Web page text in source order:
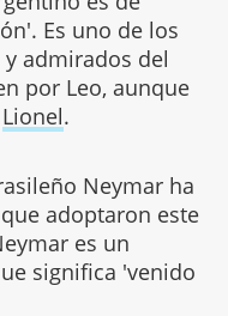
Es uno de los
admirados del
por Leo, aunque
Lionel.
Neymar ha
adoptaron este
es un
significa 'venido